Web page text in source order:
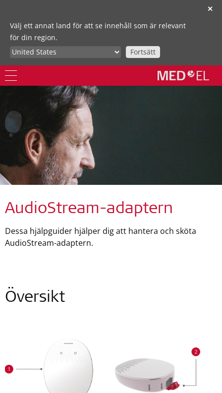
✕
Välj ett annat land för att se innehåll som är relevant
för din region.
Fortsätt
AudioStream-adaptern
Dessa hjälpguider hjälper dig att hantera och sköta
AudioStream-adaptern.
Översikt